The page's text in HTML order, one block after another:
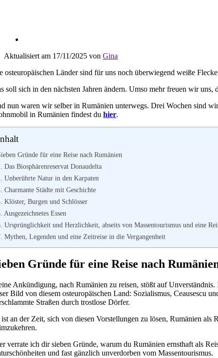
Aktualisiert am 17/11/2025 von Gina
osteuropäischen Länder sind für uns noch überwiegend weiße
soll sich in den nächsten Jahren ändern. Umso mehr freuen wir
nun waren wir selber in Rumänien unterwegs. Drei Wochen sind
in Rumänien findest duhier.
Gründe für eine Reise nach Rumänien
Das Biosphärenreservat Donaudelta
Unberührte Natur in den Karpaten
Charmante Städte mit Geschichte
Klöster, Burgen und Schlösser
Ausgezeichnetes Essen
Ursprünglichkeit und Herzlichkeit, abseits von Massentourismus und eine
Mythen, Legenden und eine Zeitreise in die Vergangenheit
Gründe für eine Reise nach
Ankündigung, nach Rumänien zu reisen, stößt auf
Bild von diesem osteuropäischen Land: Sozialismus, Ceausescu
Straßen durch trostlose Dörfer.
ist an der Zeit, sich von diesen Vorstellungen zu lösen, Rumänien
verrate ich dir sieben Gründe, warum du Rumänien ernsthaft als
und fast gänzlich unverdorben vom Massentourismus.